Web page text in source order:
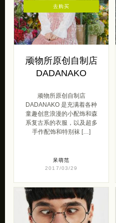
顽物所原创自制店
DADANAKO
顽物所原创自制店
DADANAKO 是充满着各种
童趣创意浪漫的小配饰和森
系复古系的衣服，以及超多
手作配饰和特别袜 […]
呆萌范
2017/03/29
去购买